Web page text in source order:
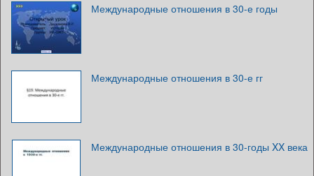
Международные отношения в 30-е годы
Международные отношения в 30-е гг
Международные отношения в 30-годы XX века